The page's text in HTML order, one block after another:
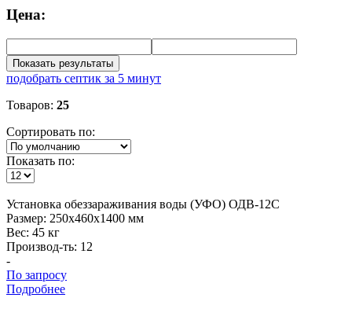
Цена:
Показать результаты
подобрать септик за 5 минут
Товаров: 25
Сортировать по:
Показать по:
Установка обеззараживания воды (УФО) ОДВ-12С
Размер: 250x460x1400 мм
Вес: 45 кг
Производ-ть: 12
-
По запросу
Подробнее